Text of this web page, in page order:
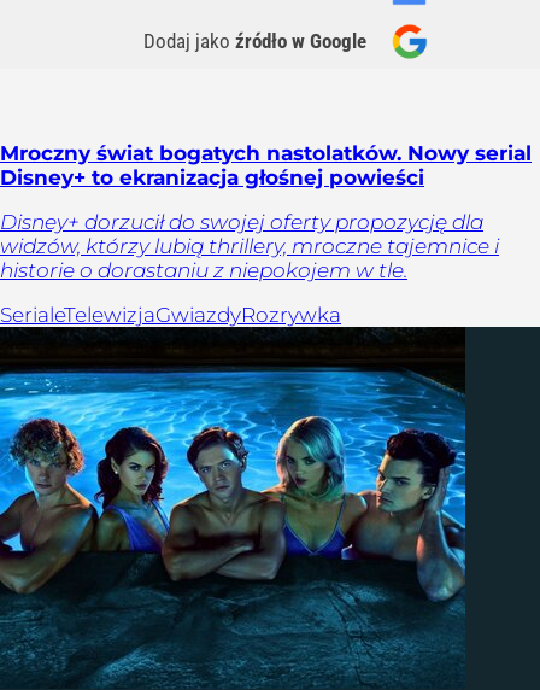
Dodaj jako źródło w Google
Mroczny świat bogatych nastolatków. Nowy serial
Disney+ to ekranizacja głośnej powieści
Disney+ dorzucił do swojej oferty propozycję dla
widzów, którzy lubią thrillery, mroczne tajemnice i
historie o dorastaniu z niepokojem w tle.
SerialeTelewizjaGwiazdyRozrywka